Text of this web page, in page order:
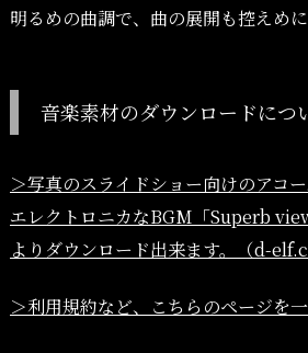
明るめの曲調で、曲の展開も控えめに
音楽素材のダウンロードにつ
＞写真のスライドショー向けのアコ
エレクトロニカなBGM「Superb
よりダウンロード出来ます。（d-
＞利用規約など、こちらのページを